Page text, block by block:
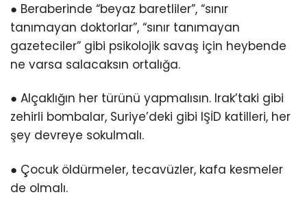
● Beraberinde “beyaz baretliler”, “sınır
tanımayan doktorlar”, “sınır tanımayan
gazeteciler” gibi psikolojik savaş için heybende
ne varsa salacaksın ortalığa.
● Alçaklığın her türünü yapmalısın. Irak’taki gibi
zehirli bombalar, Suriye’deki gibi IŞİD katilleri, her
şey devreye sokulmalı.
● Çocuk öldürmeler, tecavüzler, kafa kesmeler
de olmalı.